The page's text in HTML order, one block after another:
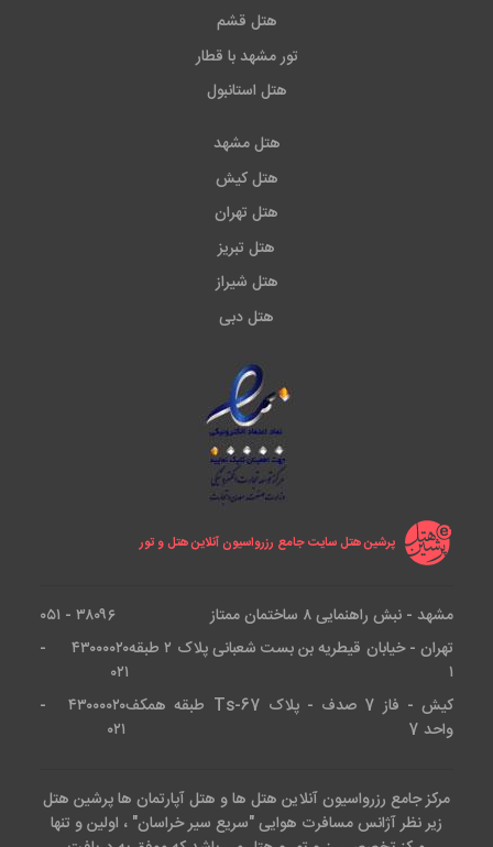
هتل قشم
تور مشهد با قطار
هتل استانبول
هتل مشهد
هتل کیش
هتل تهران
هتل تبریز
هتل شیراز
هتل دبی
پرشین هتل سایت جامع رزرواسیون آنلاین هتل و تور
مشهد - نبش راهنمایی ۸ ساختمان ممتاز
۳۸۰۹۶ - ۰۵۱
تهران - خیابان قیطریه بن بست شعبانی پلاک ۲ طبقه
۱
۴۳۰۰۰۰۲۰ -
۰۲۱
کیش - فاز 7 صدف - پلاک Ts-67 طبقه همکف
واحد 7
۴۳۰۰۰۰۲۰ -
۰۲۱
مرکز جامع رزرواسیون آنلاین هتل ها و هتل آپارتمان ها پرشین هتل
زیر نظر آژانس مسافرت هوایی "سریع سیر خراسان" ، اولین و تنها